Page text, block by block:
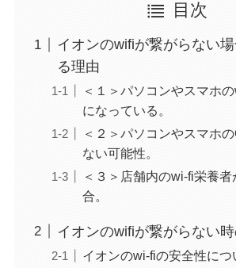
目次
イオンのwifiが繋がらない
る理由
＜１＞パソコンやスマホ
になっている。
＜２＞パソコンやスマホ
ない可能性。
＜３＞店舗内のwi-fi栄養
合。
イオンのwifiが繋がらない
イオンのwi-fiの安全性につ